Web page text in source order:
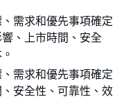
、需求和優先事項確定
、上市時間、安全
、需求和優先事項確定
安全性、可靠性、效